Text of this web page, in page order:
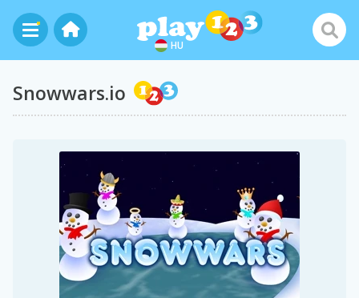
HU
Snowwars.io